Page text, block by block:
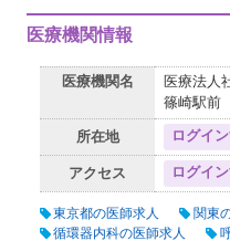
医療機関情報
医療機関名
医療法人
篠崎駅前
所在地 ログイ
アクセス ログイ
東京都の医師求人 関東
循環器内科の医師求人